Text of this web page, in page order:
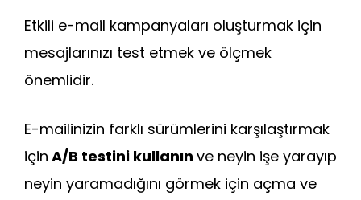
Etkili e-mail kampanyaları oluşturmak için
mesajlarınızı test etmek ve ölçmek
önemlidir.
E-mailinizin farklı sürümlerini karşılaştırmak
için A/B testini kullanın ve neyin işe yarayıp
neyin yaramadığını görmek için açma ve